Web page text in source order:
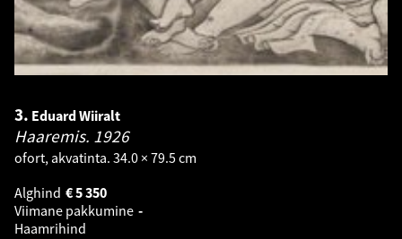
3. Eduard Wiiralt
Haaremis. 1926
ofort, akvatinta. 34.0 × 79.5 cm
Alghind
5 350
€
Viimane pakkumine -
Haamrihind